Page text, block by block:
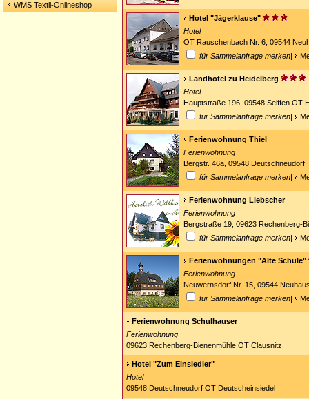
WMS Textil-Onlineshop
Hotel "Jägerklause"
Hotel
OT Rauschenbach Nr. 6, 09544
für Sammelanfrage merken|
Landhotel zu Heidelberg
Hotel
Hauptstraße 196, 09548 Seiffen OT
für Sammelanfrage merken|
Ferienwohnung Thiel
Ferienwohnung
Bergstr. 46a, 09548 Deutschneudorf
für Sammelanfrage merken|
Ferienwohnung Liebscher
Ferienwohnung
Bergstraße 19, 09623 Rechenberg-
für Sammelanfrage merken|
Ferienwohnungen "Alte Schule"
Ferienwohnung
Neuwernsdorf Nr. 15, 09544
für Sammelanfrage merken|
Ferienwohnung Schulhauser
Ferienwohnung
09623 Rechenberg-Bienenmühle OT Clausnitz
Hotel "Zum Einsiedler"
Hotel
09548 Deutschneudorf OT Deutscheinsiedel